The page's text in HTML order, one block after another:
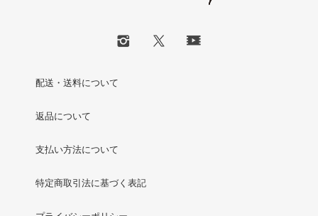
配送・送料について
返品について
支払い方法について
特定商取引法に基づく表記